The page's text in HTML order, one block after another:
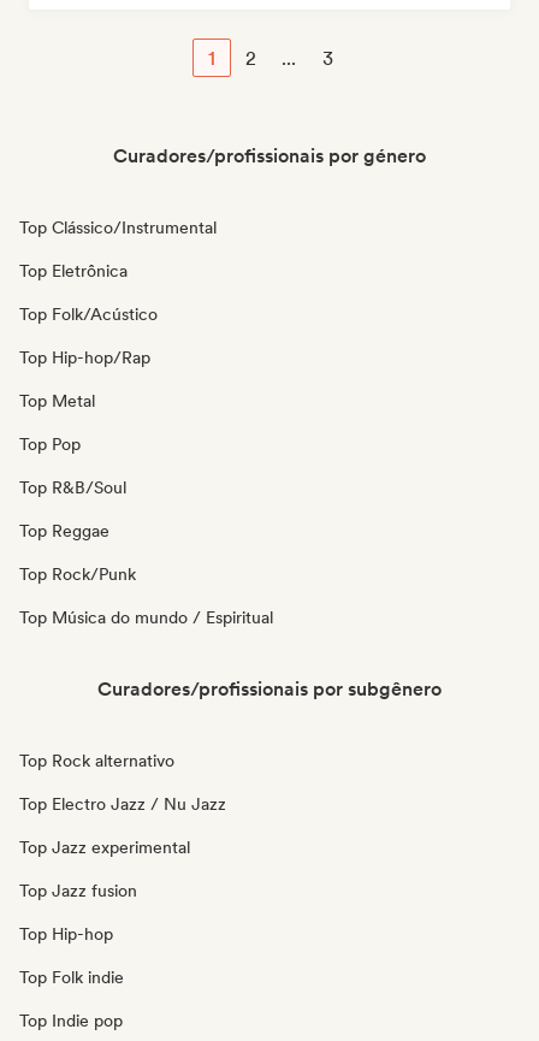
1 2 ... 3
Curadores/profissionais por género
Top Clássico/Instrumental
Top Eletrônica
Top Folk/Acústico
Top Hip-hop/Rap
Top Metal
Top Pop
Top R&B/Soul
Top Reggae
Top Rock/Punk
Top Música do mundo / Espiritual
Curadores/profissionais por subgênero
Top Rock alternativo
Top Electro Jazz / Nu Jazz
Top Jazz experimental
Top Jazz fusion
Top Hip-hop
Top Folk indie
Top Indie pop